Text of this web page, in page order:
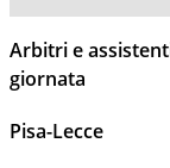
Arbitri e
giornata
Pisa-Lecce